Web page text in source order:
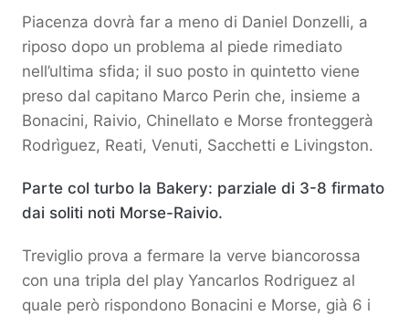
Piacenza dovrà far a meno di Daniel Donzelli, a
riposo dopo un problema al piede rimediato
nell’ultima sfida; il suo posto in quintetto viene
preso dal capitano Marco Perin che, insieme a
Bonacini, Raivio, Chinellato e Morse fronteggerà
Rodrìguez, Reati, Venuti, Sacchetti e Livingston.
Parte col turbo la Bakery: parziale di 3-8 firmato
dai soliti noti Morse-Raivio.
Treviglio prova a fermare la verve biancorossa
con una tripla del play Yancarlos Rodriguez al
quale però rispondono Bonacini e Morse, già 6 i